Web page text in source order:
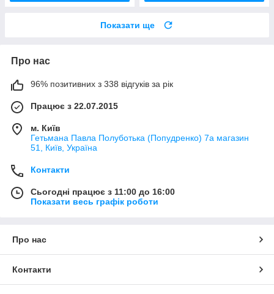
Показати ще
Про нас
96% позитивних з 338 відгуків за рік
Працює з 22.07.2015
м. Київ
Гетьмана Павла Полуботька (Попудренко) 7а магазин
51, Київ, Україна
Контакти
Сьогодні працює з 11:00 до 16:00
Показати весь графік роботи
Про нас
Контакти